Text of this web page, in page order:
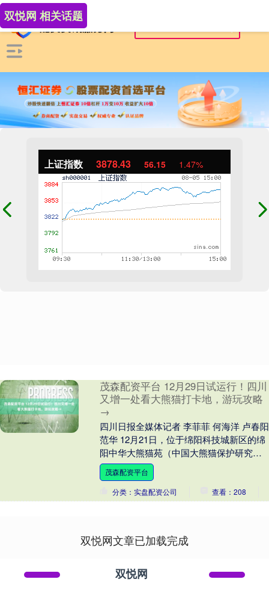
上证指数 3878.43 56.15 1.47%
双悦网 相关话题
茂森配资平台 12月29日试运行！四川
又增一处看大熊猫打卡地，游玩攻略
→
四川日报全媒体记者 李菲菲 何海洋 卢春阳
范华 12月21日，位于绵阳科技城新区的绵
阳中华大熊猫苑（中国大熊猫保护研究中
心绵阳基地）进行公众压力测试，首批体
验....
茂森配资平台
分类：实盘配资公司
查看：208
双悦网文章已加载完成
双悦网